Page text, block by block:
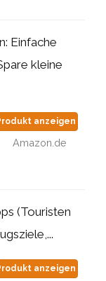
Einfache
kleine
anzeigen
Amazon.de
(Touristen
anzeigen